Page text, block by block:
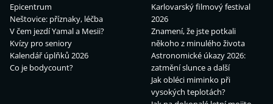
Epicentrum
Neštovice: příznaky, léčba
V čem jezdí Yamal a Mesii?
Kvízy pro seniory
Kalendář úplňků 2026
Co je bodycount?
Karlovarský filmový festival
2026
Znamení, že jste potkali
někoho z minulého života
Astronomické úkazy 2026:
zatmění slunce a další
Jak obléci miminko při
vysokých teplotách?